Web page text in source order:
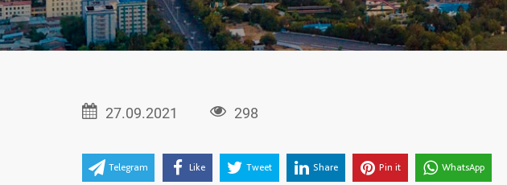
27.09.2021 298
Telegram Like Tweet Share Pin it WhatsApp